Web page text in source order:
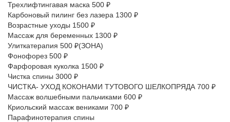
Трехлифтингавая маска 500 ₽
Карбоновый пилинг без лазера 1300 ₽
Возрастные уходы 1500 ₽
Массаж для беременных 1300 ₽
Улиткатерапия 500 ₽(ЗОНА)
Фонофорез 500 ₽
Фарфоровая куколка 1500 ₽
Чистка спины 3000 ₽
ЧИСТКА- УХОД КОКОНАМИ ТУТОВОГО ШЕЛКОПРЯДА 700 ₽
Массаж волшебными пальчиками 600 ₽
Криольский массаж вениками 700 ₽
Парафинотерапия спины